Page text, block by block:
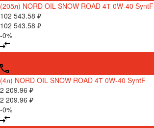
(205л) NORD OIL SNOW ROAD 4Т 0W-40 SyntF
102 543.58 ₽
102 543.58 ₽
-0%
(4л) NORD OIL SNOW ROAD 4Т 0W-40 SyntF
2 209.96 ₽
2 209.96 ₽
-0%